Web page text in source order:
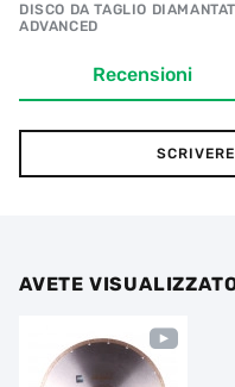
DISCO DA TAGLIO
ADVANCED
Recensioni
AVETE